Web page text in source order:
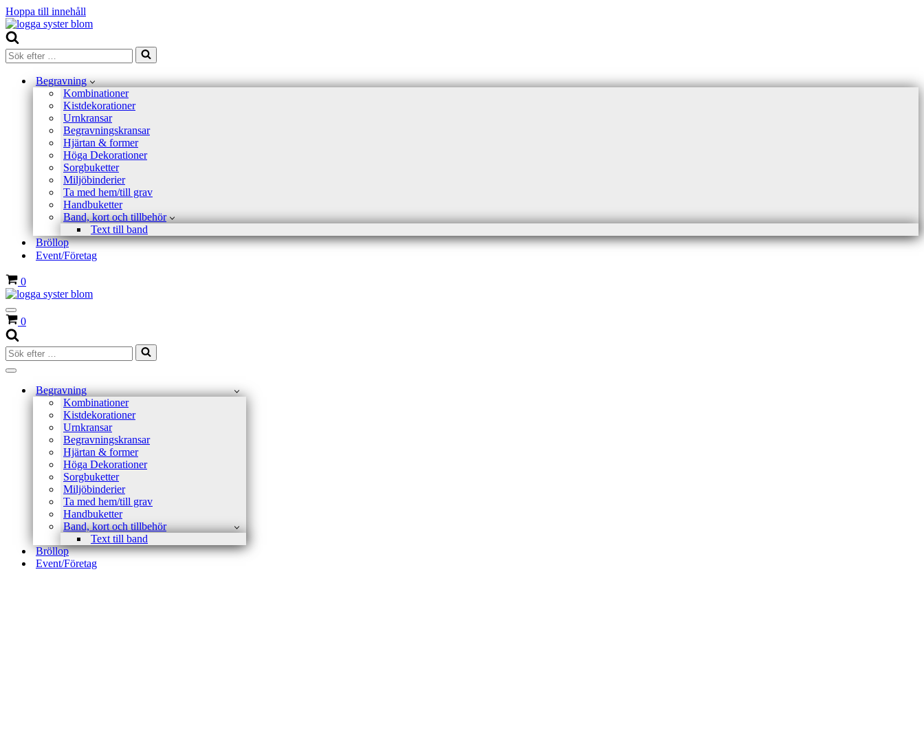
Hoppa till innehåll
Sök
efter
Begravning
Kombinationer
Kistdekorationer
Urnkransar
Begravningskransar
Hjärtan & former
Höga Dekorationer
Sorgbuketter
Miljöbinderier
Ta med hem/till grav
Handbuketter
Band, kort och tillbehör
Text till band
Bröllop
Event/Företag
Varukorg
0
Navigeringsmeny
Varukorg
0
Sök
efter
…Navigeringsmeny
Begravning
Kombinationer
Kistdekorationer
Urnkransar
Begravningskransar
Hjärtan & former
Höga Dekorationer
Sorgbuketter
Miljöbinderier
Ta med hem/till grav
Handbuketter
Band, kort och tillbehör
Text till band
Bröllop
Event/Företag